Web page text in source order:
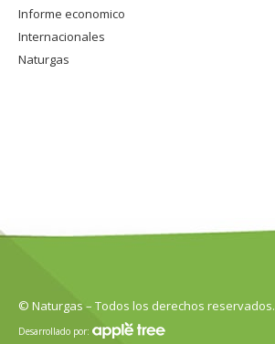
Informe economico
Internacionales
Naturgas
© Naturgas – Todos los derechos reservados.
Desarrollado por: